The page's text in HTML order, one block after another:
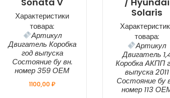
Характеристики
товара:
Артикул
Двигатель Коробка
год выпуска
Состояние бу вн.
номер 359 ОЕМ
1100,00₽
Solaris
товара:
Артикул
Двигатель
Коробка АКПП
выпуска 2011
Состояние бу
номер 113